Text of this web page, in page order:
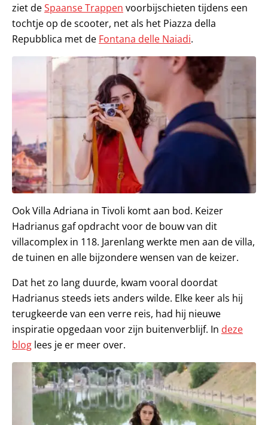
ziet deSpaanse Trappen voorbijschieten tijdens een
tochtje op de scooter, net als het Piazza della
Repubblica met de Fontana delle Naiadi.
Ook Villa Adriana in Tivoli komt aan bod. Keizer
Hadrianus gaf opdracht voor de bouw van dit
villacomplex in 118. Jarenlang werkte men aan de villa,
de tuinen en alle bijzondere wensen van de keizer.
Dat het zo lang duurde, kwam vooral doordat
Hadrianus steeds iets anders wilde. Elke keer als hij
terugkeerde van een verre reis, had hij nieuwe
inspiratie opgedaan voor zijn buitenverblijf. In deze
blog lees je er meer over.